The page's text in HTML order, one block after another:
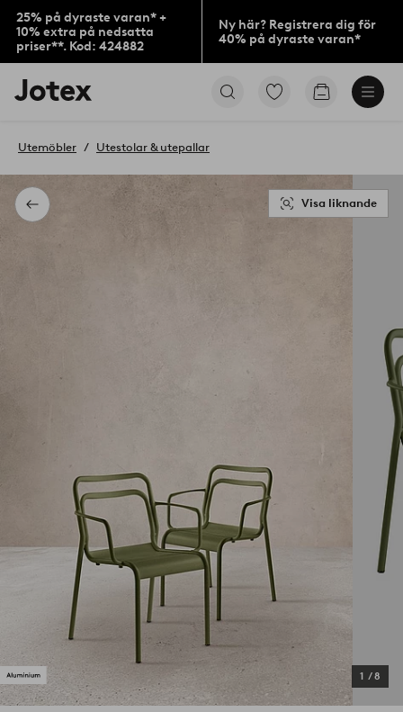
25% på dyraste varan* +
10% extra på nedsatta
priser**. Kod: 424882
Ny här? Registrera dig för
40% på dyraste varan*
Jotex
logotyp
till
Gå
Gå
Tillbaka
Utemöbler Utestolar & utepallar
1 /8
Visa liknande